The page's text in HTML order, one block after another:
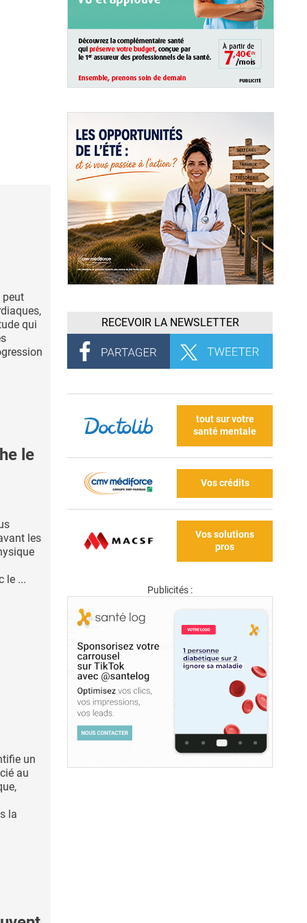
peut
qui
le
les
le ...
un
au
la
RECEVOIR LA NEWSLETTER
tout sur votre
santé mentale
Vos crédits
Vos solutions
pros
Publicités :